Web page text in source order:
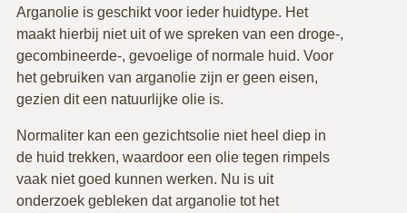
Arganolie is geschikt voor ieder huidtype. Het
maakt hierbij niet uit of we spreken van een droge-,
gecombineerde-, gevoelige of normale huid. Voor
het gebruiken van arganolie zijn er geen eisen,
gezien dit een natuurlijke olie is.
Normaliter kan een gezichtsolie niet heel diep in
de huid trekken, waardoor een olie tegen rimpels
vaak niet goed kunnen werken. Nu is uit
onderzoek gebleken dat arganolie tot het